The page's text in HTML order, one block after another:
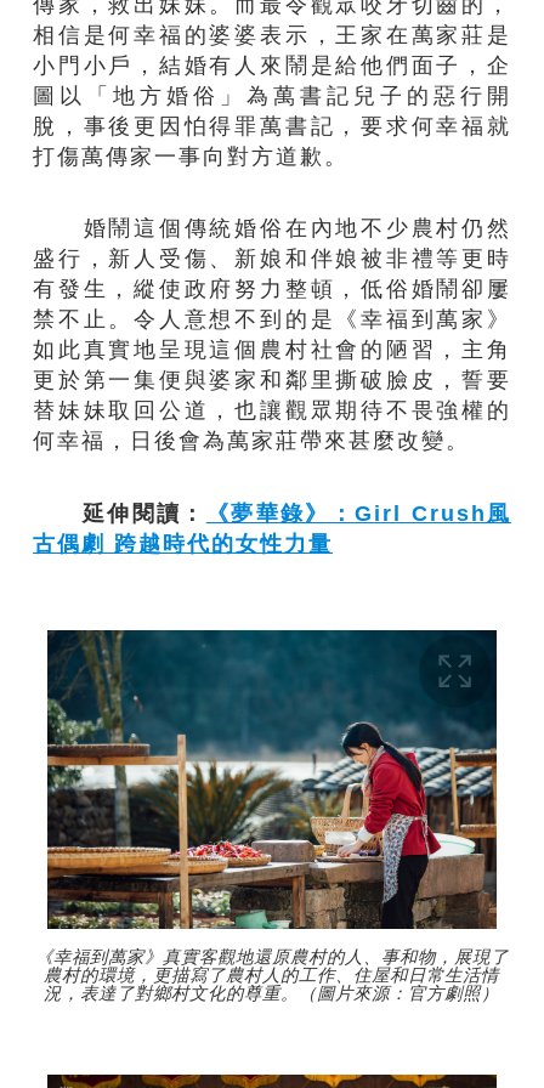
相信是何幸福的婆婆表示，王家在萬家莊是
小門小戶，結婚有人來鬧是給他們面子，企
圖以「地方婚俗」為萬書記兒子的惡行開
脫，事後更因怕得罪萬書記，要求何幸福就
打傷萬傳家一事向對方道歉。
婚鬧這個傳統婚俗在內地不少農村仍然
盛行，新人受傷、新娘和伴娘被非禮等更時
有發生，縱使政府努力整頓，低俗婚鬧卻屢
禁不止。令人意想不到的是《幸福到萬家》
如此真實地呈現這個農村社會的陋習，主角
更於第一集便與婆家和鄰里撕破臉皮，誓要
替妹妹取回公道，也讓觀眾期待不畏強權的
何幸福，日後會為萬家莊帶來甚麼改變。
延伸閱讀：
《夢華錄》：Girl Crush風
古偶劇 跨越時代的女性力量
《幸福到萬家》真實客觀地還原農村的人、事和物，展現了
農村的環境，更描寫了農村人的工作、住屋和日常生活情
況，表達了對鄉村文化的尊重。（圖片來源：官方劇照）